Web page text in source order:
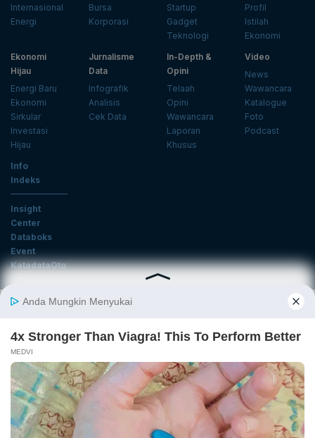
Internasional
Energi
Bursa
Korporasi
Startup
Gadget
Teknologi
Profil
Istilah
Ekonomi
Ekonomi
Hijau
Energi Baru
Ekonomi
Sirkular
Investasi
Hijau
Jurnalisme
Data
Infografik
Analisis
Cek Data
In-Depth &
Opini
Telaah
Opini
Wawancara
Laporan
Khusus
Video
News
Wawancara
Katalogue
Foto
Podcast
Info
Indeks
Insight
Center
Databoks
Event
KatadataOto
Langganan Newsletter
Daftar
Ikuti Kami
Tentang Katadata
Pedoman Media Siber